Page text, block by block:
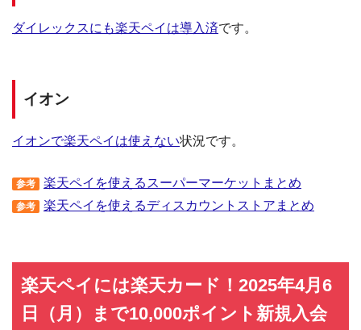
ダイレックスにも楽天ペイは導入済です。
イオン
イオンで楽天ペイは使えない状況です。
参考 楽天ペイを使えるスーパーマーケットまとめ
参考 楽天ペイを使えるディスカウントストアまとめ
楽天ペイには楽天カード！2025年4月6
日（月）まで10,000ポイント新規入会